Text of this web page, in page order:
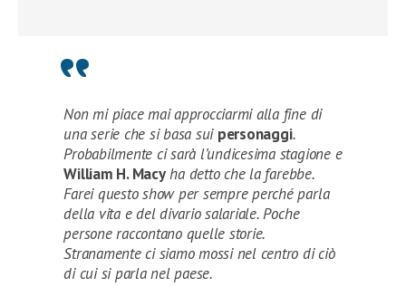
Non mi piace mai approcciarmi alla fine di
una serie che si basa sui personaggi.
Probabilmente ci sarà l’undicesima stagione e
William H. Macyha detto che la farebbe.
Farei questo show per sempre perché parla
della vita e del divario salariale. Poche
persone raccontano quelle storie.
Stranamente ci siamo mossi nel centro di ciò
di cui si parla nel paese.